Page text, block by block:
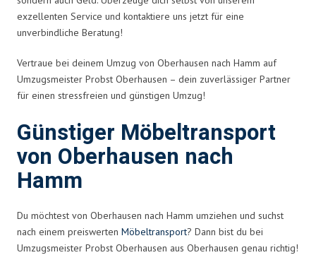
exzellenten Service und kontaktiere uns jetzt für eine
unverbindliche Beratung!
Vertraue bei deinem Umzug von Oberhausen nach Hamm auf
Umzugsmeister Probst Oberhausen – dein zuverlässiger Partner
für einen stressfreien und günstigen Umzug!
Günstiger Möbeltransport
von Oberhausen nach
Hamm
Du möchtest von Oberhausen nach Hamm umziehen und suchst
nach einem preiswerten Möbeltransport? Dann bist du bei
Umzugsmeister Probst Oberhausen aus Oberhausen genau richtig!